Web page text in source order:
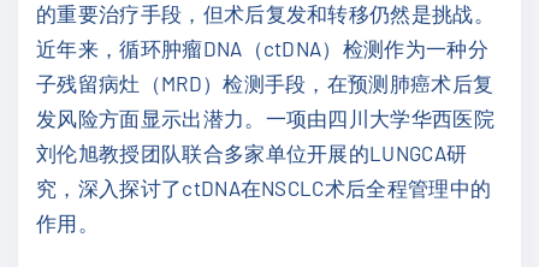
的重要治疗手段，但术后复发和转移仍然是挑战。
近年来，循环肿瘤DNA（ctDNA）检测作为一种分
子残留病灶（MRD）检测手段，在预测肺癌术后复
发风险方面显示出潜力。一项由四川大学华西医院
刘伦旭教授团队联合多家单位开展的LUNGCA研
究，深入探讨了ctDNA在NSCLC术后全程管理中的
作用。